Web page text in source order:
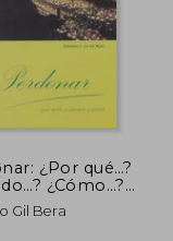
S/
¿Por qué…?
¿Cómo…?
de
Gil Bera